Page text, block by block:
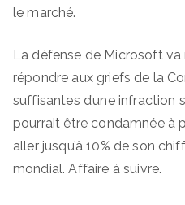
le marché.
La défense de Microsoft
répondre aux griefs de la
suffisantes d’une infraction
pourrait être condamnée à
aller jusqu’à 10% de son
mondial. Affaire à suivre.